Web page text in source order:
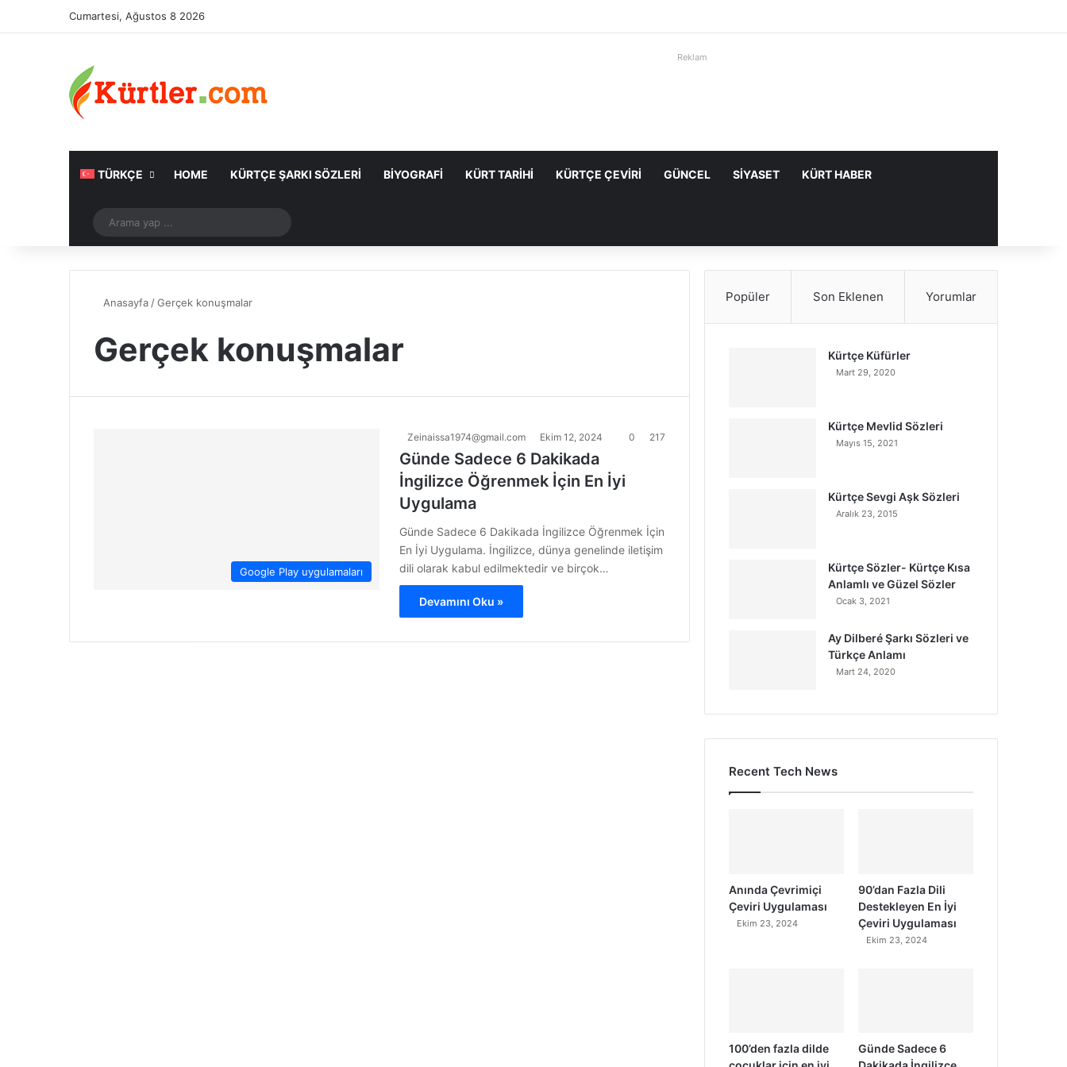
Cumartesi, Ağustos 8 2026
Reklam
TÜRKÇE HOME KÜRTÇE ŞARKI SÖZLERI BIYOGRAFI KÜRT TARIHI KÜRTÇE ÇEVIRI GÜNCEL SIYASET KÜRT HABER
Rastgele Makale
yap
Anasayfa /Gerçek konuşmalar
Gerçek konuşmalar
Google Play uygulamaları
Zeinaissa1974@gmail.com Ekim 12, 2024 0 217
Günde Sadece 6 Dakikada
İngilizce Öğrenmek İçin En İyi
Uygulama
Günde Sadece 6 Dakikada İngilizce Öğrenmek İçin
En İyi Uygulama. İngilizce, dünya genelinde iletişim
dili olarak kabul edilmektedir ve birçok…
Devamını Oku »
Popüler Son Eklenen Yorumlar
Kürtçe Küfürler
Mart 29, 2020
Kürtçe Mevlid Sözleri
Mayıs 15, 2021
Kürtçe Sevgi Aşk Sözleri
Aralık 23, 2015
Kürtçe Sözler- Kürtçe Kısa
Anlamlı ve Güzel Sözler
Ocak 3, 2021
Ay Dilberé Şarkı Sözleri ve
Türkçe Anlamı
Mart 24, 2020
Recent Tech News
Anında Çevrimiçi
Çeviri Uygulaması
Ekim 23, 2024
90’dan Fazla Dili
Destekleyen En İyi
Çeviri Uygulaması
Ekim 23, 2024
100’den fazla dilde
Günde Sadece 6